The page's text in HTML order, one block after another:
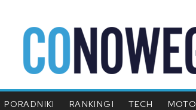
PORADNIKI RANKINGI TECH MOTO